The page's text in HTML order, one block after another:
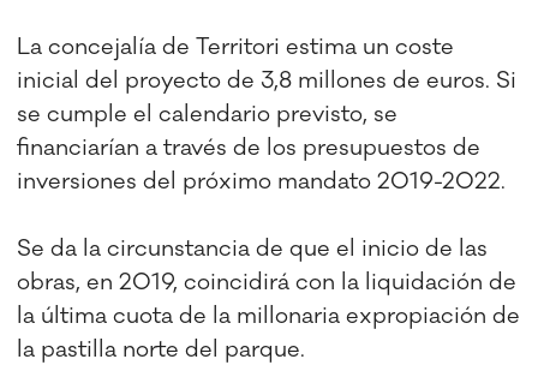
La concejalía de Territori estima un coste
inicial del proyecto de 3,8 millones de euros. Si
se cumple el calendario previsto, se
financiarían a través de los presupuestos de
inversiones del próximo mandato 2019-2022.
Se da la circunstancia de que el inicio de las
obras, en 2019, coincidirá con la liquidación de
la última cuota de la millonaria expropiación de
la pastilla norte del parque.